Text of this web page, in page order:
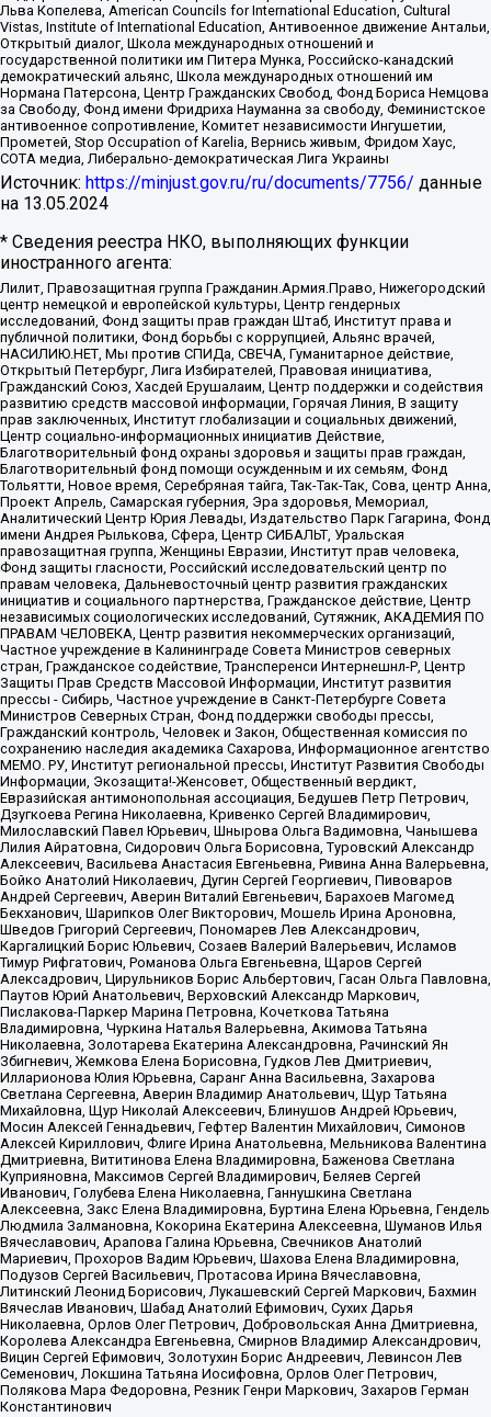
Льва Копелева, American Councils for International Education, Cultural
Vistas, Institute of International Education, Антивоенное движение Антальи,
Открытый диалог, Школа международных отношений и
государственной политики им Питера Мунка, Российско-канадский
демократический альянс, Школа международных отношений им
Нормана Патерсона, Центр Гражданских Свобод, Фонд Бориса Немцова
за Свободу, Фонд имени Фридриха Науманна за свободу, Феминистское
антивоенное сопротивление, Комитет независимости Ингушетии,
Прометей, Stop Occupation of Karelia, Вернись живым, Фридом Хаус,
СОТА медиа, Либерально-демократическая Лига Украины
Источник: https://minjust.gov.ru/ru/documents/7756/ данные
на 13.05.2024
* Сведения реестра НКО, выполняющих функции
иностранного агента:
Лилит, Правозащитная группа Гражданин.Армия.Право, Нижегородский
центр немецкой и европейской культуры, Центр гендерных
исследований, Фонд защиты прав граждан Штаб, Институт права и
публичной политики, Фонд борьбы с коррупцией, Альянс врачей,
НАСИЛИЮ.НЕТ, Мы против СПИДа, СВЕЧА, Гуманитарное действие,
Открытый Петербург, Лига Избирателей, Правовая инициатива,
Гражданский Союз, Хасдей Ерушалаим, Центр поддержки и содействия
развитию средств массовой информации, Горячая Линия, В защиту
прав заключенных, Институт глобализации и социальных движений,
Центр социально-информационных инициатив Действие,
Благотворительный фонд охраны здоровья и защиты прав граждан,
Благотворительный фонд помощи осужденным и их семьям, Фонд
Тольятти, Новое время, Серебряная тайга, Так-Так-Так, Сова, центр Анна,
Проект Апрель, Самарская губерния, Эра здоровья, Мемориал,
Аналитический Центр Юрия Левады, Издательство Парк Гагарина, Фонд
имени Андрея Рылькова, Сфера, Центр СИБАЛЬТ, Уральская
правозащитная группа, Женщины Евразии, Институт прав человека,
Фонд защиты гласности, Российский исследовательский центр по
правам человека, Дальневосточный центр развития гражданских
инициатив и социального партнерства, Гражданское действие, Центр
независимых социологических исследований, Сутяжник, АКАДЕМИЯ ПО
ПРАВАМ ЧЕЛОВЕКА, Центр развития некоммерческих организаций,
Частное учреждение в Калининграде Совета Министров северных
стран, Гражданское содействие, Трансперенси Интернешнл-Р, Центр
Защиты Прав Средств Массовой Информации, Институт развития
прессы - Сибирь, Частное учреждение в Санкт-Петербурге Совета
Министров Северных Стран, Фонд поддержки свободы прессы,
Гражданский контроль, Человек и Закон, Общественная комиссия по
сохранению наследия академика Сахарова, Информационное агентство
МЕМО. РУ, Институт региональной прессы, Институт Развития Свободы
Информации, Экозащита!-Женсовет, Общественный вердикт,
Евразийская антимонопольная ассоциация, Бедушев Петр Петрович,
Дзугкоева Регина Николаевна, Кривенко Сергей Владимирович,
Милославский Павел Юрьевич, Шнырова Ольга Вадимовна, Чанышева
Лилия Айратовна, Сидорович Ольга Борисовна, Туровский Александр
Алексеевич, Васильева Анастасия Евгеньевна, Ривина Анна Валерьевна,
Бойко Анатолий Николаевич, Дугин Сергей Георгиевич, Пивоваров
Андрей Сергеевич, Аверин Виталий Евгеньевич, Барахоев Магомед
Бекханович, Шарипков Олег Викторович, Мошель Ирина Ароновна,
Шведов Григорий Сергеевич, Пономарев Лев Александрович,
Каргалицкий Борис Юльевич, Созаев Валерий Валерьевич, Исламов
Тимур Рифгатович, Романова Ольга Евгеньевна, Щаров Сергей
Алексадрович, Цирульников Борис Альбертович, Гасан Ольга Павловна,
Паутов Юрий Анатольевич, Верховский Александр Маркович,
Пислакова-Паркер Марина Петровна, Кочеткова Татьяна
Владимировна, Чуркина Наталья Валерьевна, Акимова Татьяна
Николаевна, Золотарева Екатерина Александровна, Рачинский Ян
Збигневич, Жемкова Елена Борисовна, Гудков Лев Дмитриевич,
Илларионова Юлия Юрьевна, Саранг Анна Васильевна, Захарова
Светлана Сергеевна, Аверин Владимир Анатольевич, Щур Татьяна
Михайловна, Щур Николай Алексеевич, Блинушов Андрей Юрьевич,
Мосин Алексей Геннадьевич, Гефтер Валентин Михайлович, Симонов
Алексей Кириллович, Флиге Ирина Анатольевна, Мельникова Валентина
Дмитриевна, Вититинова Елена Владимировна, Баженова Светлана
Куприяновна, Максимов Сергей Владимирович, Беляев Сергей
Иванович, Голубева Елена Николаевна, Ганнушкина Светлана
Алексеевна, Закс Елена Владимировна, Буртина Елена Юрьевна, Гендель
Людмила Залмановна, Кокорина Екатерина Алексеевна, Шуманов Илья
Вячеславович, Арапова Галина Юрьевна, Свечников Анатолий
Мариевич, Прохоров Вадим Юрьевич, Шахова Елена Владимировна,
Подузов Сергей Васильевич, Протасова Ирина Вячеславовна,
Литинский Леонид Борисович, Лукашевский Сергей Маркович, Бахмин
Вячеслав Иванович, Шабад Анатолий Ефимович, Сухих Дарья
Николаевна, Орлов Олег Петрович, Добровольская Анна Дмитриевна,
Королева Александра Евгеньевна, Смирнов Владимир Александрович,
Вицин Сергей Ефимович, Золотухин Борис Андреевич, Левинсон Лев
Семенович, Локшина Татьяна Иосифовна, Орлов Олег Петрович,
Полякова Мара Федоровна, Резник Генри Маркович, Захаров Герман
Константинович